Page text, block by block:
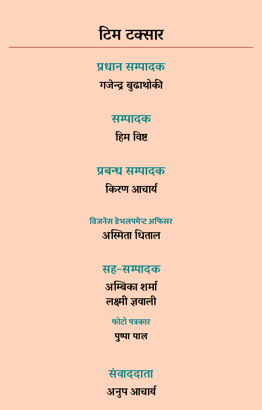
टिम टक्सार
प्रधान सम्पादक
गजेन्द्र बुढाथोकी
सम्पादक
हिम विष्ट
प्रबन्ध सम्पादक
किरण आचार्य
विजनेस डेभलपमेन्ट अफिसर
अस्मिता धिताल
सह–सम्पादक
अम्बिका शर्मा
लक्ष्मी ज्ञवाली
फोटो पत्रकार
पुष्पा पाल
संवाददाता
अनुप आचार्य